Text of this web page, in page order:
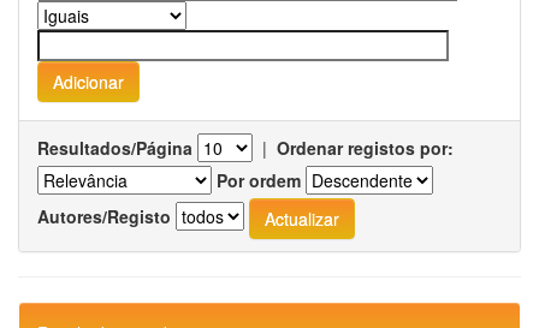
Resultados/Página | Ordenar registos por:
Por ordem
Autores/Registo